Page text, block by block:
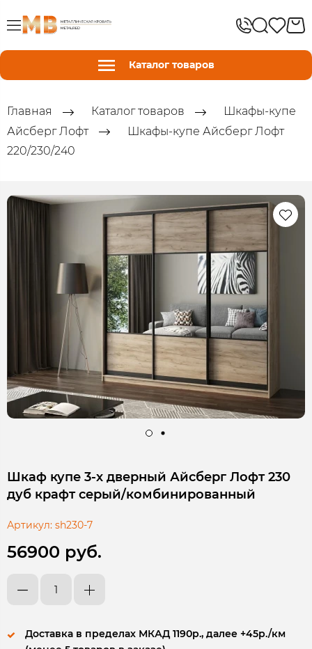
Каталог товаров
Главная Каталог товаров
Шкафы-купе
Айсберг Лофт
Шкафы-купе Айсберг Лофт
220/230/240
Шкаф купе 3-х дверный Айсберг Лофт 230
дуб крафт серый/комбинированный
Артикул: sh230-7
56900 руб.
Доставка в пределах МКАД 1190р., далее +45р./км